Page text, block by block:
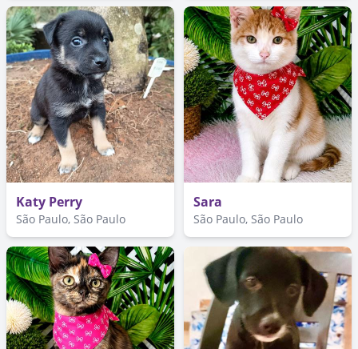
Katy Perry
São Paulo, São Paulo
Sara
São Paulo, São Paulo